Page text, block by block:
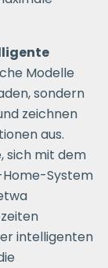
Modelle
sondern
zeichnen
aus.
sich mit dem
System
intelligenten